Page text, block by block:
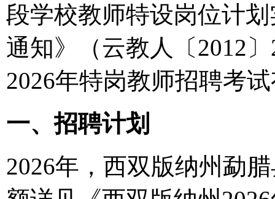
段学校教师特设岗位计
通知》（云教人〔2012
2026年特岗教师招聘考
一、招聘计划
2026年，西双版纳州勐